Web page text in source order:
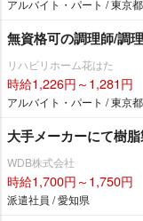
アルバイト・パート / 東京都
無資格可の調理師/調
リハビリホーム花はた
時給1,226円～1,281円
アルバイト・パート / 東京都
大手メーカーにて樹
WDB株式会社
時給1,700円～1,750円
派遣社員 / 愛知県